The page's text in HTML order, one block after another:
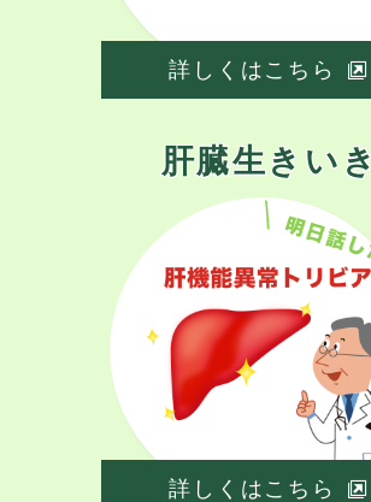
詳しくはこちら
肝臓生きいき
詳しくはこちら